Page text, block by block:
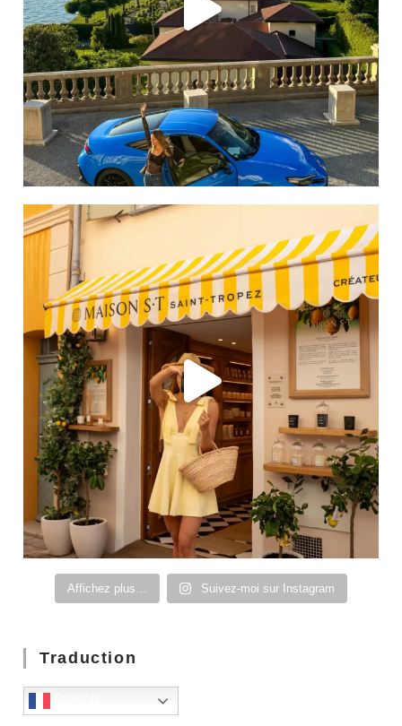
Affichez plus… Suivez-moi sur Instagram
Traduction